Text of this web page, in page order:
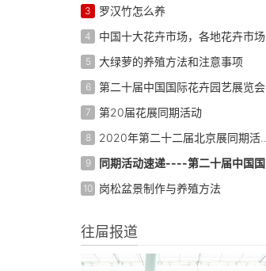
3 罗汉竹怎么养
4 中国十大花卉市场，各地花卉市场批发
5 大绿萝的养殖方法和注意事项
6 第二十届中国国际花卉园艺展览会 展后报告
7 第20届花展同期活动
8 2020年第二十二届北京展同期活动日程表
9 同期活动速递----第二十届中国国际花卉园艺展览会
10 岗松盆景制作与养殖方法
往屇报道